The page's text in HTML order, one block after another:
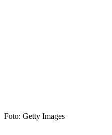
Foto: Getty Images